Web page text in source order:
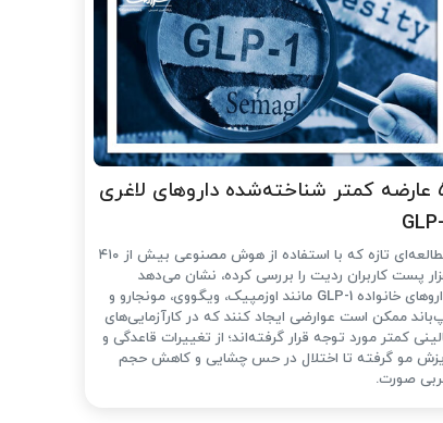
۵ عارضه کمتر شناخته‌شده داروهای لاغری
مطالعه‌ای تازه که با استفاده از هوش مصنوعی بیش از ۴۱۰
پست کاربران ردیت را بررسی کرده، نشان می‌دهد
داروهای خانواده GLP-1 مانند اوزمپیک، ویگووی، مونجارو و
ممکن است عوارضی ایجاد کنند که در کارآزمایی‌های
کمتر مورد توجه قرار گرفته‌اند؛ از تغییرات قاعدگی و
مو گرفته تا اختلال در حس چشایی و کاهش حجم
صورت.